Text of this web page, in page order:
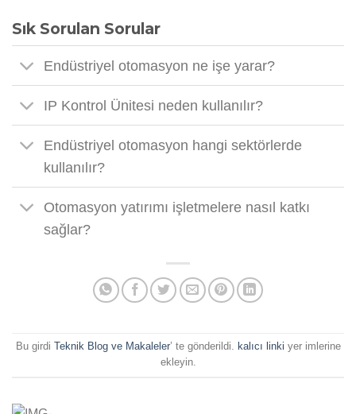
Sık Sorulan Sorular
Endüstriyel otomasyon ne işe yarar?
IP Kontrol Ünitesi neden kullanılır?
Endüstriyel otomasyon hangi sektörlerde
kullanılır?
Otomasyon yatırımı işletmelere nasıl katkı
sağlar?
Bu girdi Teknik Blog ve Makaleler’ te gönderildi. kalıcı linki yer imlerine
ekleyin.